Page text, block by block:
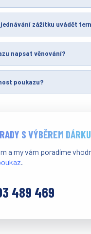
zážitku uvádět
napsat věnování?
poukazu?
S VÝBĚREM
a my vám poradíme
.
489 469